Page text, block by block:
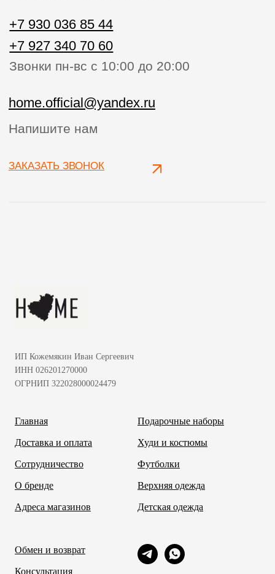
ИП Кожемякин Иван Сергеевич
ИНН 026201270000
ОГРНИП 322028000024479
Главная
Доставка и оплата
Сотрудничество
О бренде
Адреса магазинов
Подарочные наборы
Худи и костюмы
Футболки
Верхняя одежда
Детская одежда
Обмен и возврат
Консультация